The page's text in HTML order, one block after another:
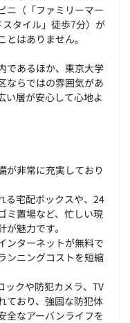
ニ（「ファミリーマー
タイル」徒歩7分）が
はありません。
であるほか、東京大学
ならではの雰囲気があ
い層が安心して心地よ
が非常に充実しており
る宅配ボックスや、24
ミ置場など、忙しい現
魅力です。
ンターネットが無料で
ンニングコストを短縮
ックや防犯カメラ、TV
ており、強固な防犯体
全なアーバンライフを